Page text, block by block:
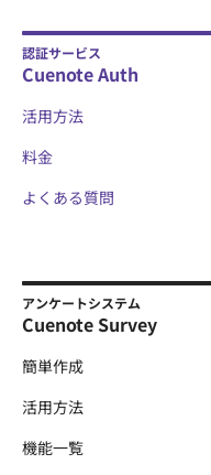
認証サービス
Cuenote Auth
活用方法
料金
よくある質問
アンケートシステム
Cuenote Survey
簡単作成
活用方法
機能一覧